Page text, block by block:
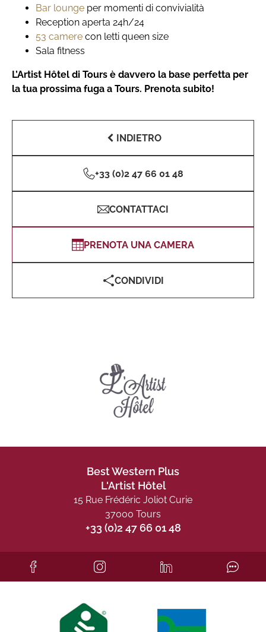
Bar lounge per momenti di convivialità
Reception aperta 24h/24
53 camere con letti queen size
Sala fitness
L’Artist Hôtel di Tours è davvero la base perfetta per
la tua prossima fuga a Tours. Prenota subito!
INDIETRO
+33 (0)2 47 66 01 48
CONTATTACI
PRENOTA UNA CAMERA
CONDIVIDI
Best Western Plus
L'Artist Hôtel
15 Rue Frédéric Joliot Curie
37000 Tours
+33 (0)2 47 66 01 48